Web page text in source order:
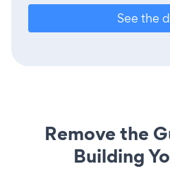
See the
Remove the
Building